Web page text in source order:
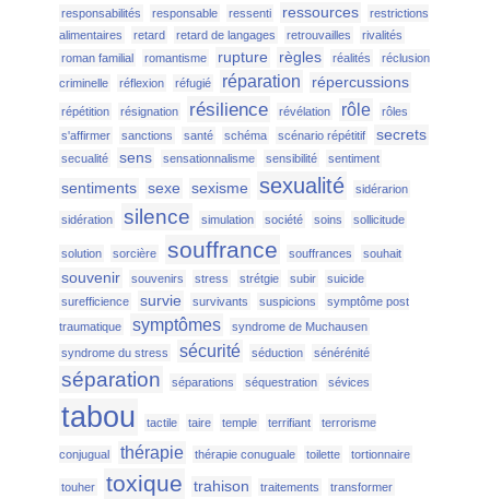
responsabilités responsable ressenti ressources
restrictions
alimentaires
retard retard de langages retrouvailles
rivalités
roman familial
romantisme rupture règles réalités
réclusion
criminelle
réflexion réfugié réparation répercussions
répétition résignation résilience révélation rôle
rôles
s'affirmer
sanctions santé schéma scénario répétitif secrets
secualité sens sensationnalisme sensibilité sentiment
sentiments sexe sexisme sexualité sidérarion
sidération silence simulation société soins sollicitude
solution sorcière souffrance souffrances souhait
souvenir souvenirs stress strétgie subir
suicide
surefficience
survie survivants suspicions
symptôme post
traumatique
symptômes
syndrome de Muchausen
syndrome du stress
sécurité séduction sénérénité
séparation séparations séquestration sévices
tabou tactile taire temple terrifiant terrorisme
conjugual thérapie thérapie conuguale toilette tortionnaire
touher toxique trahison traitements transformer